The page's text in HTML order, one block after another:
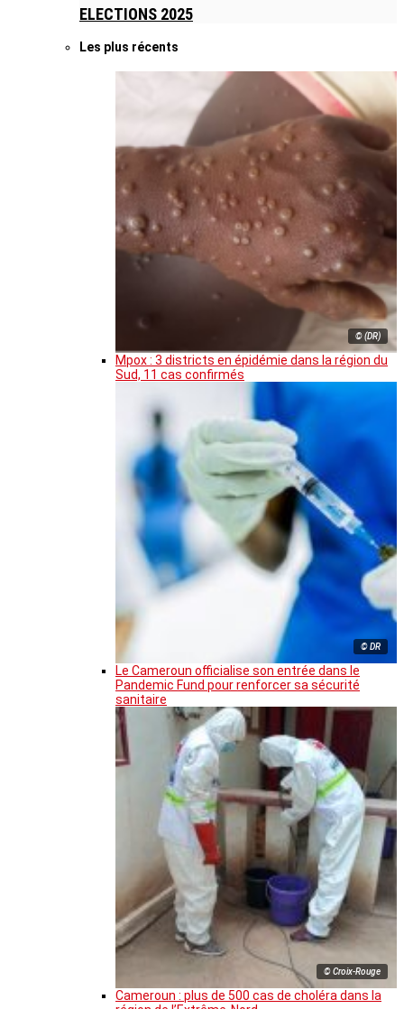
ELECTIONS 2025
Les plus récents
© (DR)
Mpox : 3 districts en épidémie dans la région du
Sud, 11 cas confirmés
© DR
Le Cameroun officialise son entrée dans le
Pandemic Fund pour renforcer sa sécurité
sanitaire
© Croix-Rouge
Cameroun : plus de 500 cas de choléra dans la